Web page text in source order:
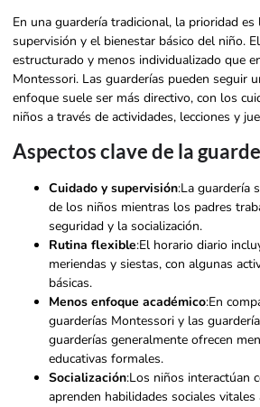
En una guardería tradicional, la prioridad es
supervisión y el bienestar básico del niño.
estructurado y menos individualizado que
Montessori. Las guarderías pueden seguir
enfoque suele ser más directivo, con los
niños a través de actividades, lecciones y
Aspectos clave de la
Cuidado y supervisión:La guardería
de los niños mientras los padres
seguridad y la socialización.
Rutina flexible:El horario diario
meriendas y siestas, con algunas
básicas.
Menos enfoque académico:En
guarderías Montessori y las
guarderías generalmente ofrecen
educativas formales.
Socialización:Los niños interactúan
aprenden habilidades sociales